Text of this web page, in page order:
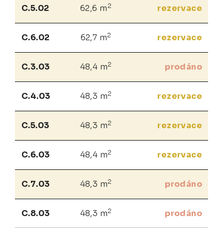
C.5.02 62,6 m 2 rezervace
C.6.02 62,7 m2 rezervace
C.3.03 48,4 m2 prodáno
C.4.03 48,3 m2 rezervace
C.5.03 48,3 m2 rezervace
C.6.03 48,4 m2 rezervace
C.7.03 48,3 m2 prodáno
C.8.03 48,3 m2 prodáno